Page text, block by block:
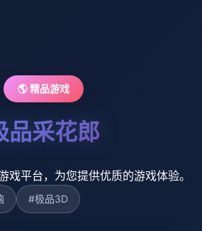
🌎 精品游戏
品采花郎
戏平台，为您提供优质的游戏体验。
#极品3D